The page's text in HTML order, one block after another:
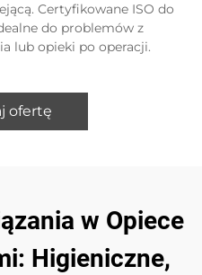
Certyfikowane ISO do
do problemów z
lub opieki po operacji.
ofertę
w Opiece
Higieniczne,